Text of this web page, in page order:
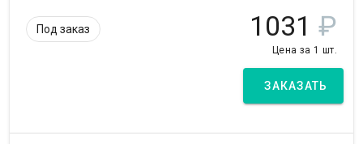
Под заказ 1031 ₽
Цена за 1 шт.
ЗАКАЗАТЬ